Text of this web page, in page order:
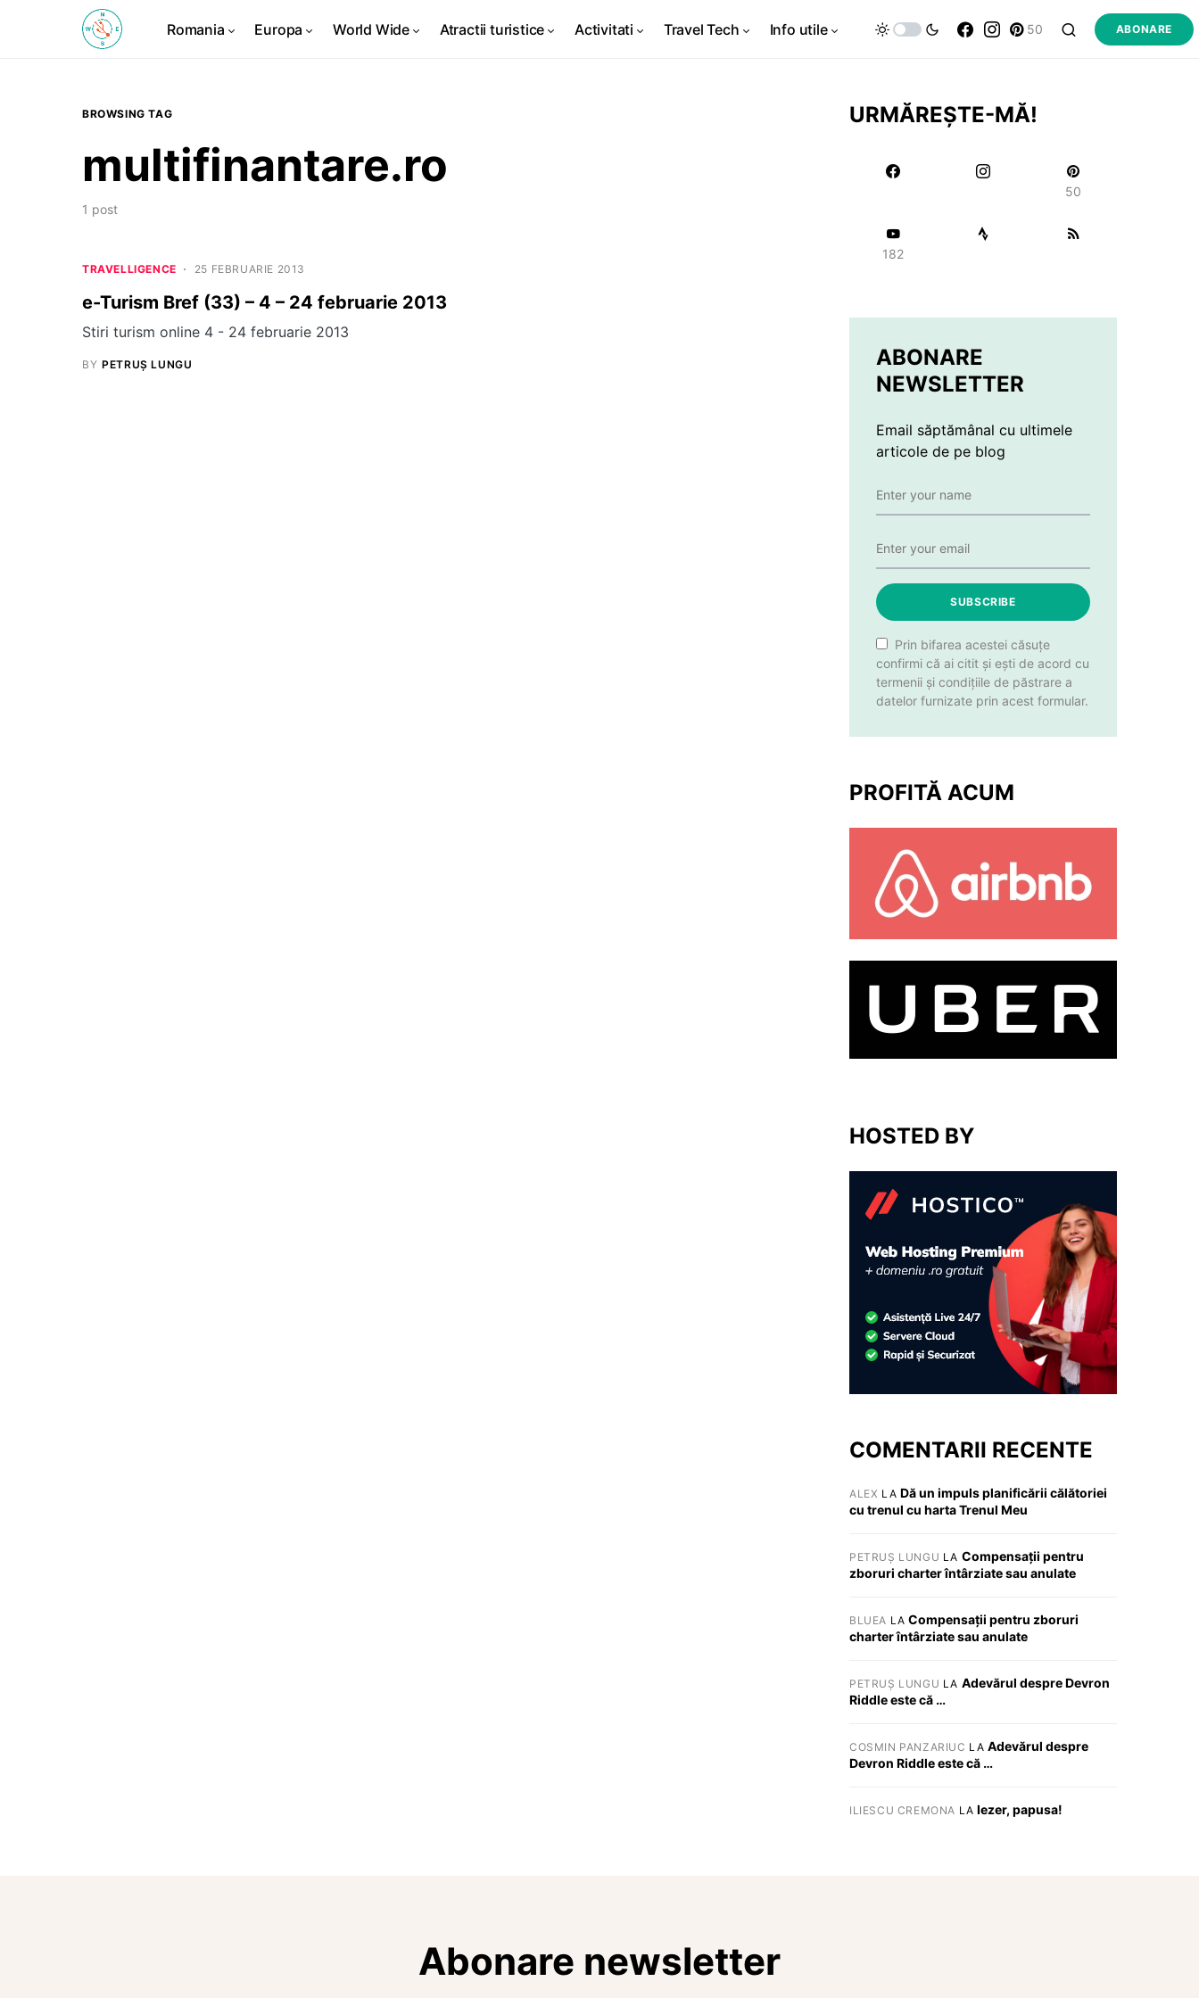
Romania Europa World Wide Atractii turistice Activitati Travel Tech Info utile 50 ABONARE
BROWSING TAG
multifinantare.ro
1 post
TRAVELLIGENCE 25 FEBRUARIE 2013
e-Turism Bref (33) – 4 – 24 februarie 2013
Stiri turism online 4 - 24 februarie 2013
BY PETRUȘ LUNGU
URMĂREȘTE-MĂ!
50
182
ABONARE
NEWSLETTER
Email săptămânal cu ultimele
articole de pe blog
SUBSCRIBE
Prin bifarea acestei căsuțe
confirmi că ai citit și ești de acord cu
termenii și condițiile de păstrare a
datelor furnizate prin acest formular.
PROFITĂ ACUM
HOSTED BY
COMENTARII RECENTE
ALEX LA Dă un impuls planificării călătoriei
cu trenul cu harta Trenul Meu
PETRUȘ LUNGU LA Compensații pentru
zboruri charter întârziate sau anulate
BLUEA LACompensații pentru zboruri
charter întârziate sau anulate
PETRUȘ LUNGU LA Adevărul despre Devron
Riddle este că …
COSMIN PANZARIUC LA Adevărul despre
Devron Riddle este că …
ILIESCU CREMONA LA Iezer, papusa!
Abonare newsletter